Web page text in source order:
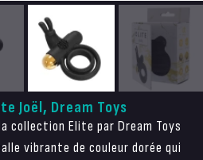
Joël, Dream Toys
collection Elite par Dream Toys
vibrante de couleur dorée qui